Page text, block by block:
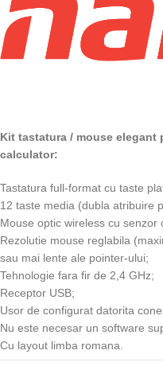
Kit tastatura / mouse
calculator:
Tastatura full-format cu taste
12 taste media (dubla atribuire
Mouse optic wireless cu senzor
Rezolutie mouse reglabila
sau mai lente ale pointer-ului;
Tehnologie fara fir de 2,4 GHz;
Receptor USB;
Usor de configurat datorita
Nu este necesar un software
Cu layout limba romana.